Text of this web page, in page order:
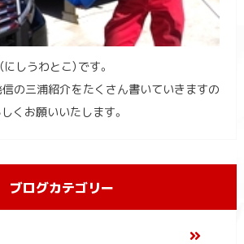
しうわとこ）です。
信の三浦紹介をたくさん書いていきますの
くお願いいたします。
ブログカテゴリー